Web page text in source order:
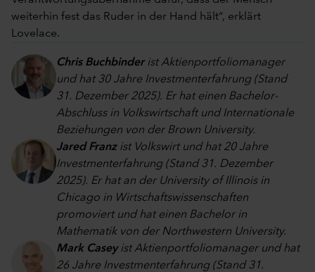
weiterhin fest das Ruder in der Hand hält“, erklärt
Lovelace.
Chris Buchbinderist Aktienportfoliomanager
und hat 30 Jahre Investmenterfahrung (Stand
31. Dezember 2025). Er hat einen Bachelor-
Abschluss in Volkswirtschaft und Internationale
Beziehungen von der Brown University.
Jared Franzist Volkswirt und hat 20 Jahre
Investmenterfahrung (Stand 31. Dezember
2025). Er hat an der University of Illinois in
Chicago in Wirtschaftswissenschaften
promoviert und hat einen Bachelor in
Mathematik von der Northwestern University.
Mark Caseyist Aktienportfoliomanager und hat
26 Jahre Investmenterfahrung (Stand 31.